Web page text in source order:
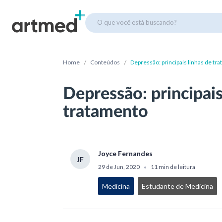
O que você está buscando?
Home / Conteúdos / Depressão: principais linhas de
Depressão:
tratamento
JF
Joyce Fernandes
29 de Jun, 2020 • 11 min de leitura
Medicina Estudante de Medicina